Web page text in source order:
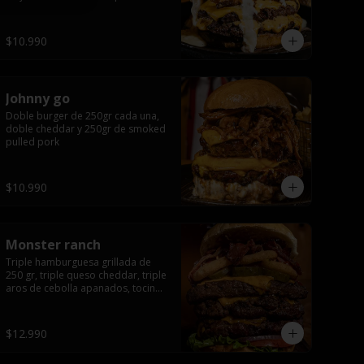
$10.990
Johnny go
Doble burger de 250gr cada una,
doble cheddar y 250gr de smoked
pulled pork
$10.990
Monster ranch
Triple hamburguesa grillada de
250 gr, triple queso cheddar, triple
aros de cebolla apanados, tocino,
$12.990